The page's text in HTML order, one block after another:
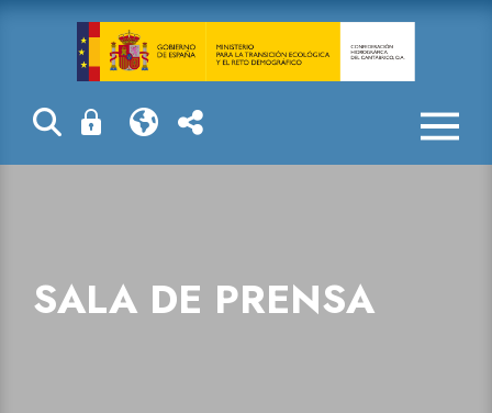
Sala de prensa
SALA DE PRENSA